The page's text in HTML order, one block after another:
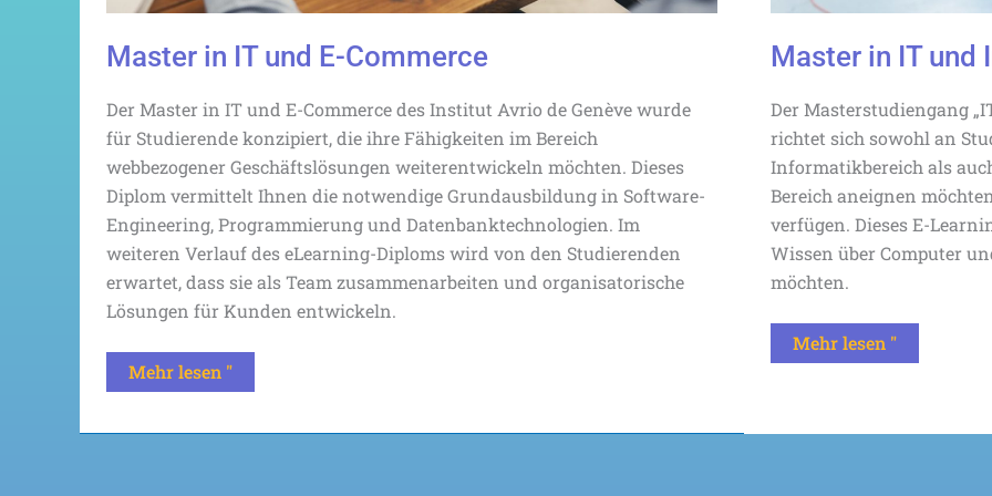
Master in IT und E-Commerce
Der Master in IT und E-Commerce des Institut Avrio de Genève wurde
für Studierende konzipiert, die ihre Fähigkeiten im Bereich
webbezogener Geschäftslösungen weiterentwickeln möchten. Dieses
Diplom vermittelt Ihnen die notwendige Grundausbildung in Software-
Engineering, Programmierung und Datenbanktechnologien. Im
weiteren Verlauf des eLearning-Diploms wird von den Studierenden
erwartet, dass sie als Team zusammenarbeiten und organisatorische
Lösungen für Kunden entwickeln.
Mehr lesen "
Master in IT und
Der Masterstudiengang
richtet sich sowohl an
Informatikbereich als
Bereich aneignen
verfügen. Dieses E-
Wissen über Computer
möchten.
Mehr lesen "